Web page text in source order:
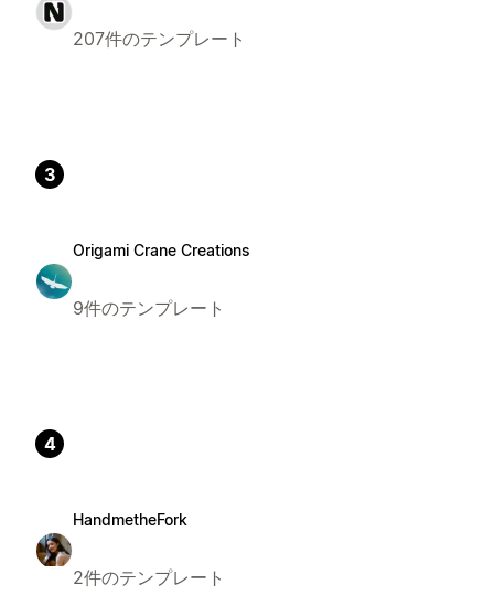
207件のテンプレート
3
Origami Crane Creations
9件のテンプレート
4
HandmetheFork
2件のテンプレート